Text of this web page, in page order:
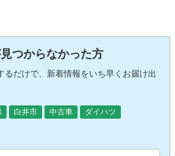
つからなかった方
るだけで、新着情報をいち早くお届け出
白井市 中古車
ダイハツ